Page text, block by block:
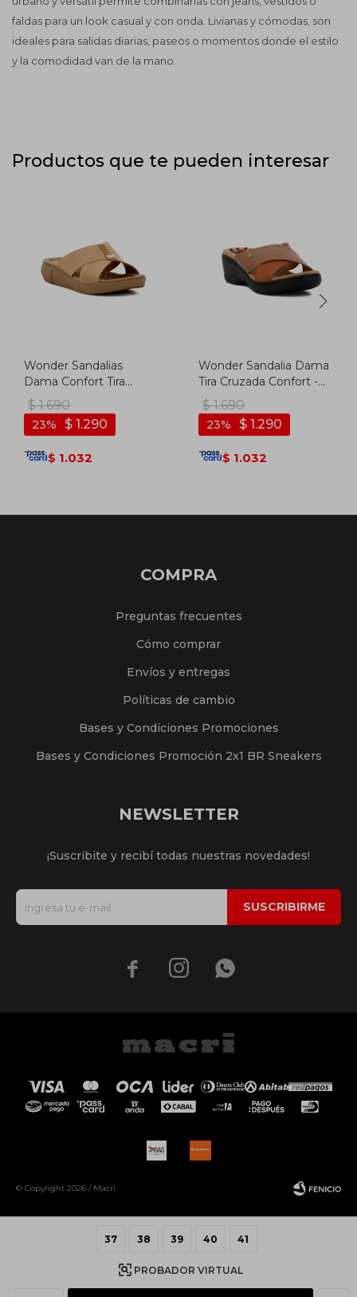
37 38 39 40 41
PROBADOR VIRTUAL
faldas para un look casual y con onda. Livianas y cómodas, son
ideales para salidas diarias, paseos o momentos donde el estilo
y la comodidad van de la mano.
Productos que te pueden interesar
Wonder Sandalias
Dama Confort Tira
Cruzada C/ Aplique -
Camel
$ 1.690
$ 1.290
23
$ 1.032
Wonder Sandalia Dama
Tira Cruzada Confort -
Marron
$ 1.690
$ 1.290
23
$ 1.032
COMPRA
Preguntas frecuentes
Cómo comprar
Envíos y entregas
Políticas de cambio
Bases y Condiciones Promociones
Bases y Condiciones Promoción 2x1 BR Sneakers
NEWSLETTER
¡Suscribite y recibí todas nuestras novedades!
SUSCRIBIRME
  
© Copyright 2026 / Macri